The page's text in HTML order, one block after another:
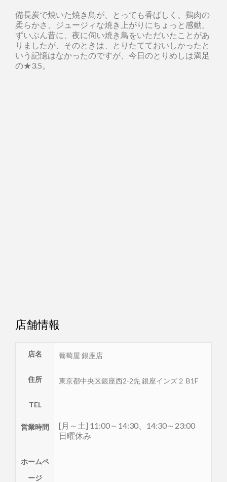
備長炭で焼いた焼き鳥が、とっても香ばしく、鶏肉の
柔らかさ、ジュージィな焼き上がりにちょっと感動。
ずいぶん昔に、夜に伺い焼き鳥をいただいたことがあ
りましたが、そのときは、とりたてておいしかったと
いう記憶はなかったのですが、今日のとりめしは満足
の★3.5。
店舗情報
店名 葡萄屋 銀座店
住所 東京都中央区銀座西2-2先 銀座インズ２ B1F
TEL
営業時間
[月～土] 11:00～14:30、14:30～23:00
日曜休み
ホームペ
ージ